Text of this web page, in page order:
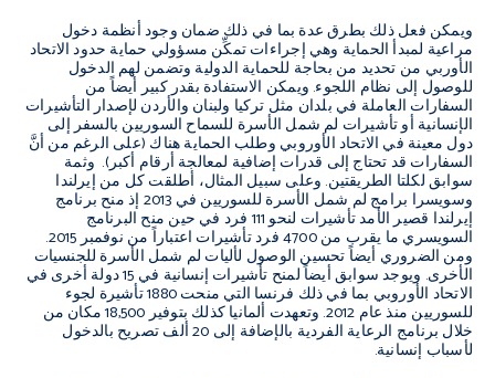
ويمكن فعل ذلك بطرق عدة بما في ذلك ضمان وجود أنظمة دخول
مراعية لمبدأ الحماية وهي إجراءات تمكِّن مسؤولي حماية حدود الاتحاد
الأوربي من تحديد من بحاجة للحماية الدولية وتضمن لهم الدخول
للوصول إلى نظام اللجوء. ويمكن الاستفادة بقدر كبير أيضاً من
السفارات العاملة في بلدان مثل تركيا ولبنان والأردن لإصدار التأشيرات
الإنسانية أو تأشيرات لم شمل الأسرة للسماح السوريين بالسفر إلى
دول معينة في الاتحاد الأوروبي وطلب الحماية هناك (على الرغم من أنَّ
السفارات قد تحتاج إلى قدرات إضافية لمعالجة أرقام أكبر). وثمة
سوابق لكلتا الطريقتين. وعلى سبيل المثال، أطلقت كل من إيرلندا
وسويسرا برامج لم شمل الأسرة للسوريين في 2013 إذ منح برنامج
إيرلندا قصير الأمد تأشيرات لنحو 111 فرد في حين منح البرنامج
السويسري ما يقرب من 4700 فرد تأشيرات اعتباراً من نوفمبر 2015.
ومن الضروري أيضاً تحسين الوصول لأليات لم شمل الأسرة للجنسيات
الأخرى. ويوجد سوابق أيضاً لمنح تأشيرات إنسانية في 15 دولة أخرى في
الاتحاد الأوروبي بما في ذلك فرنسا التي منحت 1880 تأشيرة لجوء
للسوريين منذ عام 2012. وتعهدت ألمانيا كذلك بتوفير 18,500 مكان من
خلال برنامج الرعاية الفردية بالإضافة إلى 20 ألف تصريح بالدخول
لأسباب إنسانية.